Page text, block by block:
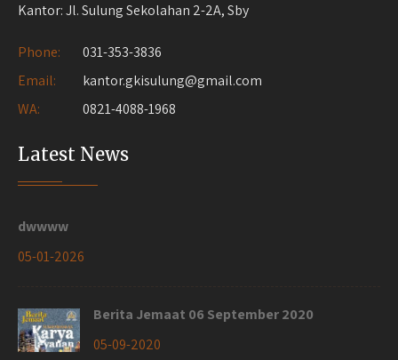
Kantor: Jl. Sulung Sekolahan 2-2A, Sby
Phone:
031-353-3836
Email:
kantor.gkisulung@gmail.com
WA:
0821-4088-1968
Latest News
dwwww
05-01-2026
Berita Jemaat 06 September 2020
05-09-2020